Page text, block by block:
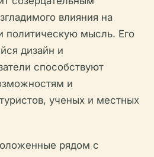
влияния на
политическую мысль. Его
дизайн и
способствуют
и
ученых и местных
рядом с